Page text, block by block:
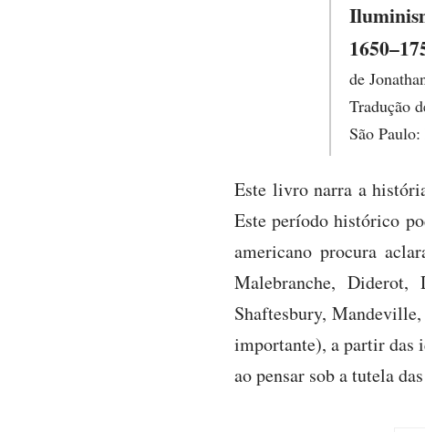
de
Tradução
São
Este livro narra a
Este período histórico
americano procura
Malebranche, Diderot,
Shaftesbury,
importante), a partir das
ao pensar sob a tutela